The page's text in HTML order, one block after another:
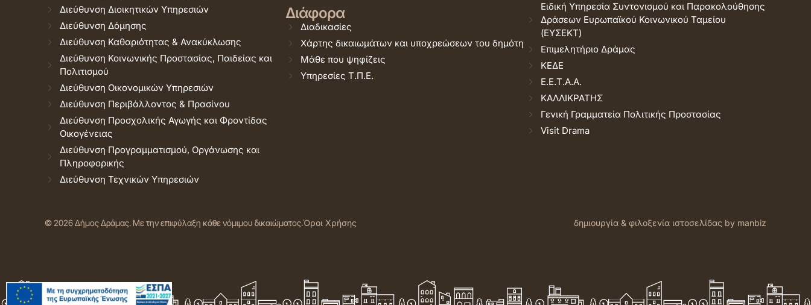
Διεύθυνση Διοικητικών Υπηρεσιών
Διεύθυνση Δόμησης
Διεύθυνση Καθαριότητας & Ανακύκλωσης
Διεύθυνση Κοινωνικής Προστασίας, Παιδείας και
Πολιτισμού
Διεύθυνση Οικονομικών Υπηρεσιών
Διεύθυνση Περιβάλλοντος & Πρασίνου
Διεύθυνση Προσχολικής Αγωγής και Φροντίδας
Οικογένειας
Διεύθυνση Προγραμματισμού, Οργάνωσης και
Πληροφορικής
Διεύθυνση Τεχνικών Υπηρεσιών
Διάφορα
Διαδικασίες
Χάρτης δικαιωμάτων και υποχρεώσεων του δημότη
Μάθε που ψηφίζεις
Υπηρεσίες Τ.Π.Ε.
Ειδική Υπηρεσία Συντονισμού και Παρακολούθησης
Δράσεων Ευρωπαϊκού Κοινωνικού Ταμείου
(ΕΥΣΕΚΤ)
Επιμελητήριο Δράμας
ΚΕΔΕ
Ε.Ε.Τ.Α.Α.
ΚΑΛΛΙΚΡΑΤΗΣ
Γενική Γραμματεία Πολιτικής Προστασίας
Visit Drama
© 2026 Δήμος Δράμας. Με την επιφύλαξη κάθε νόμιμου δικαιώματος.Όροι Χρήσης δημιουργία & φιλοξενία ιστοσελίδας by manbiz